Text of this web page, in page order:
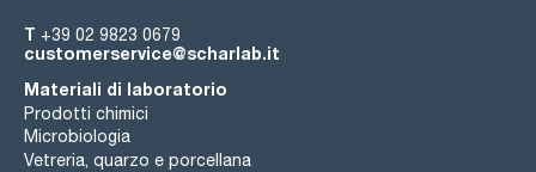
T +39 02 9823 0679
customerservice@scharlab.it
Materiali di laboratorio
Prodotti chimici
Microbiologia
Vetreria, quarzo e porcellana